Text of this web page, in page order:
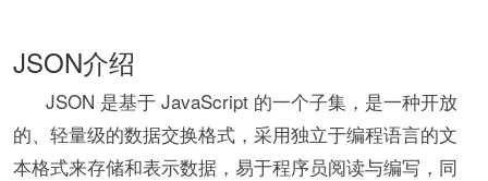
JSON介绍
JSON 是基于 JavaScript 的一个子集，是一种开放
的、轻量级的数据交换格式，采用独立于编程语言的文
本格式来存储和表示数据，易于程序员阅读与编写，同